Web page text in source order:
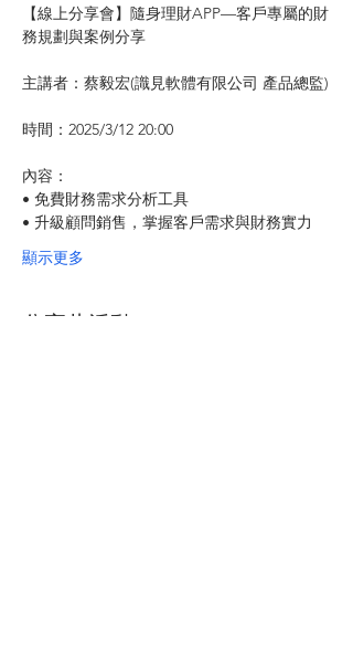
【線上分享會】隨身理財APP—客戶專屬的財
務規劃與案例分享
主講者：蔡毅宏(識見軟體有限公司 產品總監)
時間：2025/3/12 20:00
內容：
• 免費財務需求分析工具
• 升級顧問銷售，掌握客戶需求與財務實力
顯示更多
分享此活動